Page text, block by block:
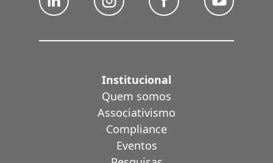
Institucional
Quem somos
Associativismo
Compliance
Eventos